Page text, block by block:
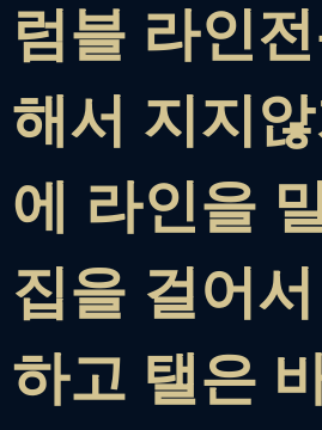
럼블 라인
해서 지지
에 라인을
집을 걸어
하고 탤은